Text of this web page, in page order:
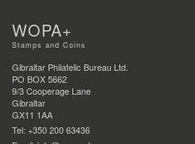
WOPA+
Stamps and Coins
Gibraltar Philatelic Bureau Ltd.
PO BOX 5662
9/3 Cooperage Lane
Gibraltar
GX11 1AA
Tel: +350 200 63436